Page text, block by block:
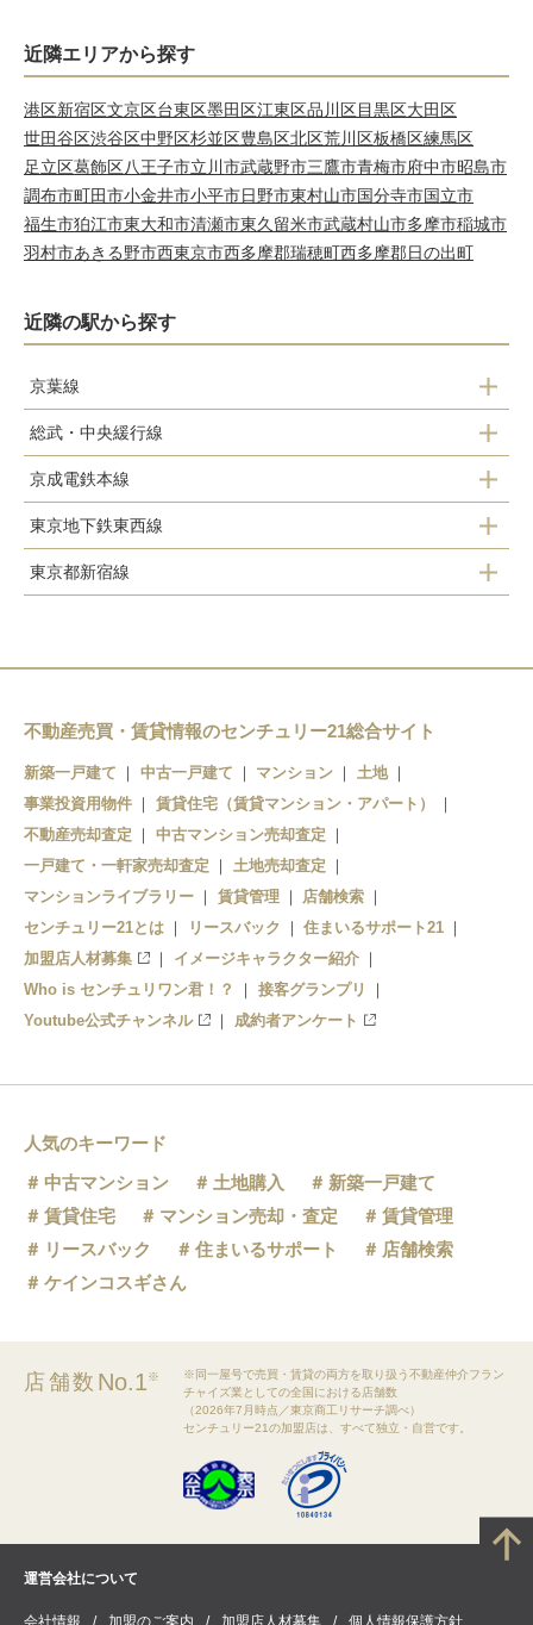
近隣エリアから探す
港区新宿区文京区台東区墨田区江東区品川区目黒区大田区
世田谷区渋谷区中野区杉並区豊島区北区荒川区板橋区練馬区
足立区葛飾区八王子市立川市武蔵野市三鷹市青梅市府中市昭島市
調布市町田市小金井市小平市日野市東村山市国分寺市国立市
福生市狛江市東大和市清瀬市東久留米市武蔵村山市多摩市稲城市
羽村市あきる野市西東京市西多摩郡瑞穂町西多摩郡日の出町
近隣の駅から探す
京葉線
葛西臨海公園駅
総武・中央緩行線
小岩駅
平井駅
京成電鉄本線
京成小岩駅
江戸川駅
東京地下鉄東西線
西葛西駅
東京都新宿線
一之江駅
瑞江駅
篠崎駅
不動産売買・賃貸情報のセンチュリー21総合サイト
新築一戸建て 中古一戸建て マンション
土地
事業投資用物件
賃貸住宅（賃貸マンション・アパート）
不動産売却査定
中古マンション売却査定
一戸建て・一軒家売却査定
土地売却査定
マンションライブラリー
賃貸管理
店舗検索
センチュリー21とは
リースバック
住まいるサポート21
加盟店人材募集
イメージキャラクター紹介
Who is センチュリワン君！？
接客グランプリ
Youtube公式チャンネル
成約者アンケート
人気のキーワード
中古マンション
土地購入
新築一戸建て
賃貸住宅
マンション売却・査定
賃貸管理
リースバック
住まいるサポート
店舗検索
ケインコスギさん
店舗数 No.1※
※同一屋号で売買・賃貸の両方を取り扱う不動産仲介フラン
チャイズ業としての全国における店舗数
（2026年7月時点／東京商工リサーチ調べ）
センチュリー21の加盟店は、すべて独立・自営です。
運営会社について
会社情報 加盟のご案内 加盟店人材募集 個人情報保護方針